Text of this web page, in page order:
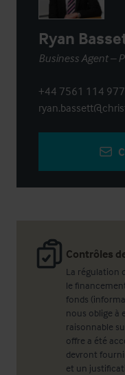
Contrôles
La régulation
le
fonds
nous oblige à
raisonnable
offre a été
devront
et un
Ryan
Business Agent –
+44 7561 114 977